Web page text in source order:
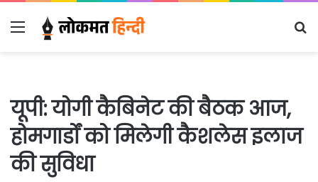
Menu
यूपी: योगी कैबिनेट की बैठक आज,
होमगार्डों को मिलेगी कैशलेस इलाज
की सुविधा